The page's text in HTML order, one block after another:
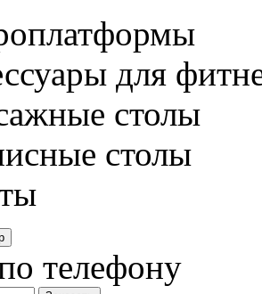
для
столы
столы
телефону